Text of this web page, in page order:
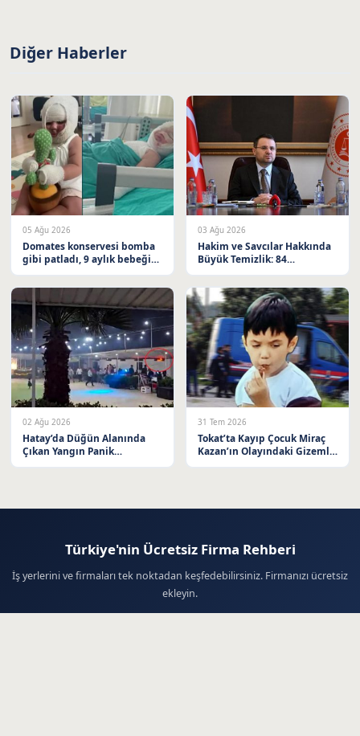
Diğer Haberler
05 Ağu 2026
Domates konservesi bomba
gibi patladı, 9 aylık bebeğin
03 Ağu 2026
Hakim ve Savcılar Hakkında
Büyük Temizlik: 84
02 Ağu 2026
Hatay’da Düğün Alanında
Çıkan Yangın Panik
31 Tem 2026
Tokat’ta Kayıp Çocuk Miraç
Kazan’ın Olayındaki Gizemli
Türkiye'nin Ücretsiz Firma Rehberi
İş yerlerini ve firmaları tek noktadan keşfedebilirsiniz. Firmanızı ücretsiz
ekleyin.